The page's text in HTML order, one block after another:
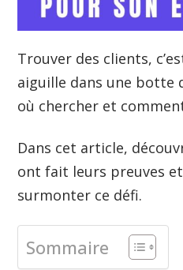
Trouver des clients,
aiguille dans une botte
où chercher et
Dans cet article,
ont fait leurs preuves
surmonter ce défi.
Sommaire